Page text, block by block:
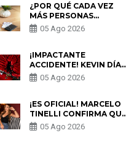
¿POR QUÉ CADA VEZ
MÁS PERSONAS
UTILIZAN UNA VPN
PARA PROTEGER SU
05 Ago 2026
¡IMPACTANTE
ACCIDENTE! KEVIN DÍAZ
CAE DESDE OCHO
METROS EN “ESTO ES
PREOCUPACIÓN
05 Ago 2026
¡ES OFICIAL! MARCELO
TINELLI CONFIRMA
REGRESÓ CON MILETT
FIGUEROA: “EL AMOR
05 Ago 2026